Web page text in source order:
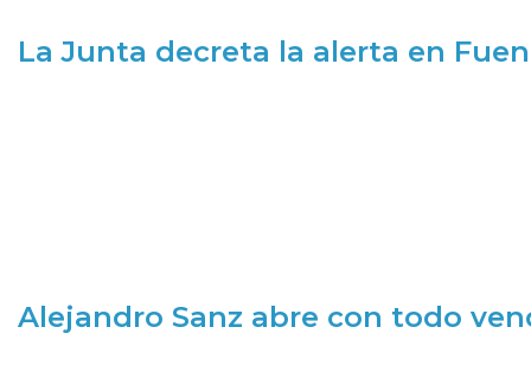
La Junta decreta la alerta en
Alejandro Sanz abre con todo